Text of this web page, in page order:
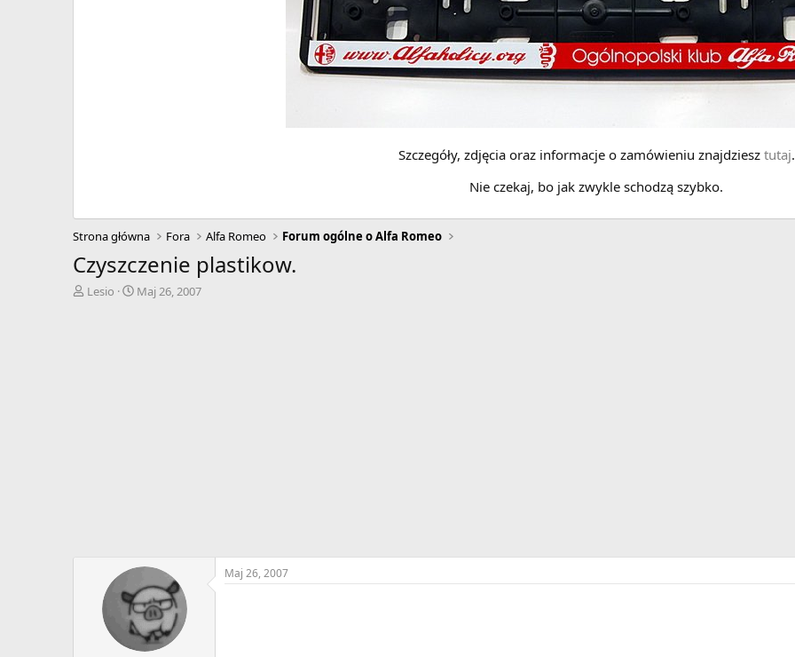
Szczegóły, zdjęcia oraz informacje o zamówieniu znajdziesz tutaj.
Nie czekaj, bo jak zwykle schodzą szybko.
Strona główna Fora Alfa Romeo Forum ogólne o Alfa Romeo
Czyszczenie plastikow.
ALesio
D
Maj 26, 2007
Maj 26, 2007